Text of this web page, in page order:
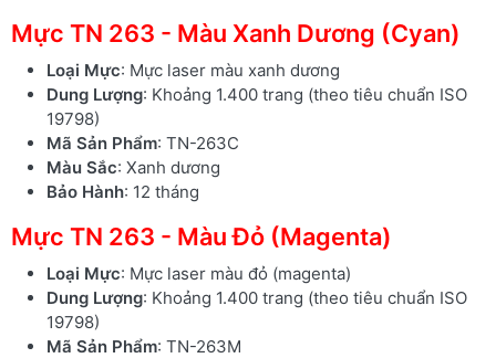
Mực TN 263 - Màu Xanh Dương (Cyan)
Loại Mực: Mực laser màu xanh dương
Dung Lượng: Khoảng 1.400 trang (theo tiêu chuẩn ISO
19798)
Mã Sản Phẩm: TN-263C
Màu Sắc: Xanh dương
Bảo Hành: 12 tháng
Mực TN 263 - Màu Đỏ (Magenta)
Loại Mực: Mực laser màu đỏ (magenta)
Dung Lượng: Khoảng 1.400 trang (theo tiêu chuẩn ISO
19798)
Mã Sản Phẩm: TN-263M